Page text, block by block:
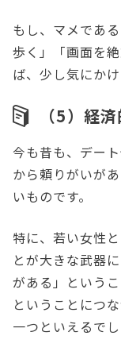
もし、マメであ
歩く」「画面を
ば、少し気にか
（5）経
今も昔も、デー
から頼りがいが
いものです。
特に、若い女性
とが大きな武器
がある」という
ということにつ
一つといえるでし